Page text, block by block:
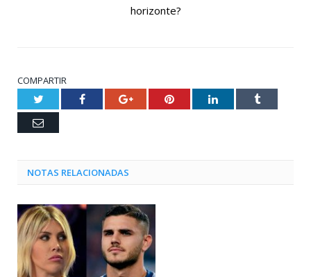
horizonte?
COMPARTIR
Twitter Facebook Google+ Pinterest LinkedIn Tumblr
Email
NOTAS RELACIONADAS